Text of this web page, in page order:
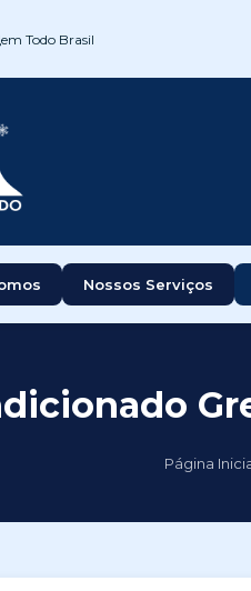
em Todo Brasil
Nossos Serviços
Página